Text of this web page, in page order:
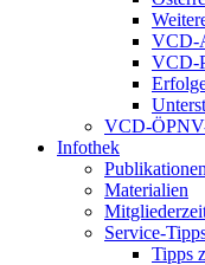
VCD-
VCD-
VCD-
Infothek
Publikationen
Materialien
Service-
Tipps